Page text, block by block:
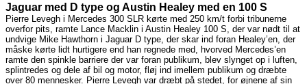
Jaguar med D type og Austin Healey med en 100 S
Pierre Levegh i Mercedes 300 SLR kørte med 250 km/t forbi tribunerne
overfor pits, ramte Lance Macklin i Austin Healey 100 S, der var nødt til at
undvige Mike Hawthorn i Jaguar D type, der skar ind foran Healey’en, der
måske kørte lidt hurtigere end han regnede med, hvorved Mercedes’en
ramte den spinkle barriere der var foran publikum, blev slynget op i luften,
splintredes og dele af bil og motor, fløj ind imellem publikum og dræbte
over 80 mennesker. Pierre Levegh var dræbt på stedet, for øjnene af sin